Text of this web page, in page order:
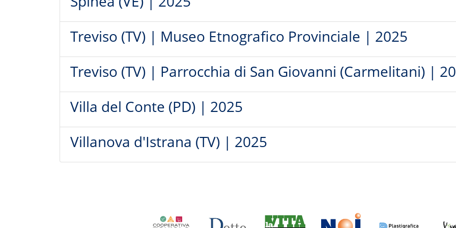
Treviso (TV) | Museo Etnografico Provinciale | 2025
Treviso (TV) | Parrocchia di San Giovanni (Carmelitani) |
Villa del Conte (PD) | 2025
Villanova d'Istrana (TV) | 2025